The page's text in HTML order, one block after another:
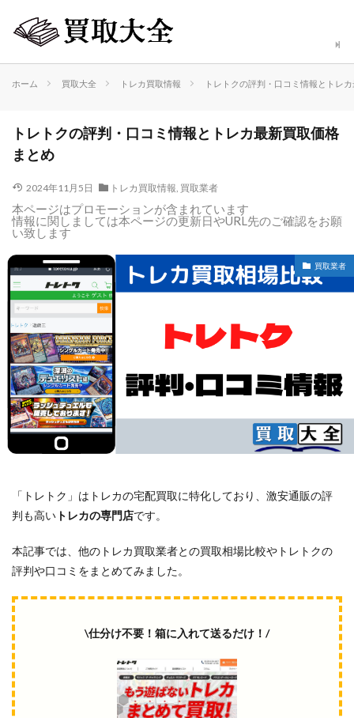
ホーム 買取大全 トレカ買取情報 トレトクの評判・口コミ情報とトレ
トレトクの評判・口コミ情報とトレカ最新買取価格
まとめ
2024年11月5日 トレカ買取情報, 買取業者
本ページはプロモーションが含まれています
情報に関しましては本ページの更新日やURL先のご確認をお願
い致します
買取業者
「トレトク」はトレカの宅配買取に特化しており、激安通販の評
判も高い トレカの専門店です。
本記事では、他のトレカ買取業者との買取相場比較やトレトクの
評判や口コミをまとめてみました。
\仕分け不要！箱に入れて送るだけ！/